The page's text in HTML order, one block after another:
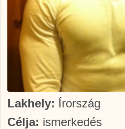
Lakhely: Írország
Célja: ismerkedés